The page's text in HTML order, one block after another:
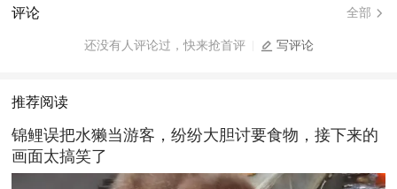
评论 全部
还没有人评论过，快来抢首评 写评论
推荐阅读
锦鲤误把水獭当游客，纷纷大胆讨要食物，接下来的
画面太搞笑了